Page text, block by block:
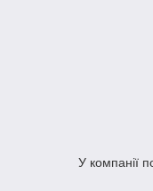
У компанії